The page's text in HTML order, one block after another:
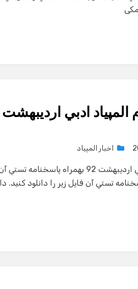
اخبار المپیاد
سوالات مرحله دوم المپياد ادبي ارديبهشت
ادبي سال 92 و پاسخنامه تستي آن فايل زير را